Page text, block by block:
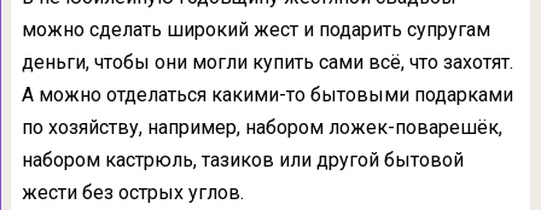
можно сделать широкий жест и подарить супругам
деньги, чтобы они могли купить сами всё, что захотят.
А можно отделаться какими-то бытовыми подарками
по хозяйству, например, набором ложек-поварешёк,
набором кастрюль, тазиков или другой бытовой
жести без острых углов.